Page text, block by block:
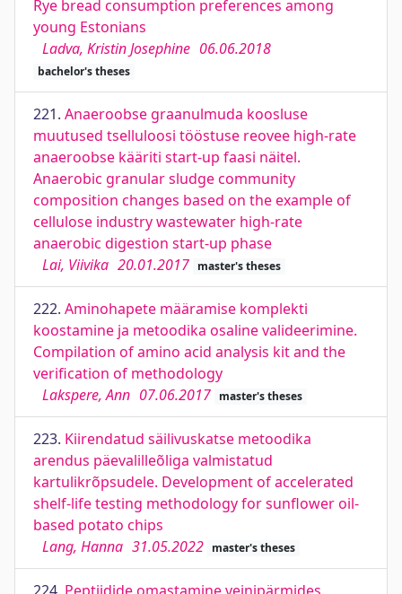
Rye bread consumption preferences among
young Estonians
Ladva, Kristin Josephine 06.06.2018
bachelor's theses
221. Anaeroobse graanulmuda koosluse
muutused tselluloosi tööstuse reovee high-rate
anaeroobse kääriti start-up faasi näitel.
Anaerobic granular sludge community
composition changes based on the example of
cellulose industry wastewater high-rate
anaerobic digestion start-up phase
Lai, Viivika 20.01.2017 master's theses
222. Aminohapete määramise komplekti
koostamine ja metoodika osaline valideerimine.
Compilation of amino acid analysis kit and the
verification of methodology
Lakspere, Ann 07.06.2017 master's theses
223. Kiirendatud säilivuskatse metoodika
arendus päevalilleõliga valmistatud
kartulikrõpsudele. Development of accelerated
shelf-life testing methodology for sunflower oil-
based potato chips
Lang, Hanna 31.05.2022 master's theses